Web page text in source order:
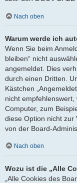
Nach oben
Warum werde ich
Wenn Sie beim
bleiben“ nicht
angemeldet. Dies
durch einen Dritten.
Kästchen
nicht
Computer, zum
diese Option nicht zur
von der Board-
Nach oben
Wozu ist die „Alle
„Alle Cookies des